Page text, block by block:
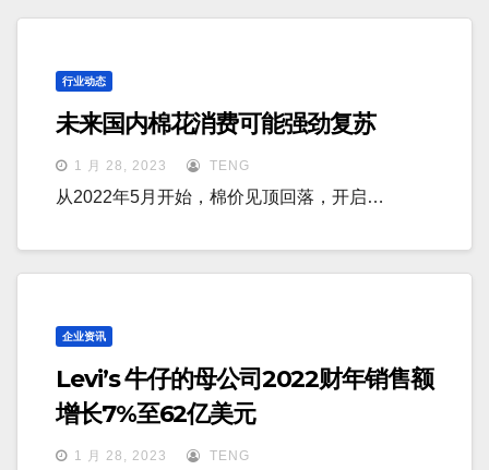
行业动态
未来国内棉花消费可能强劲复苏
1 月 28, 2023 TENG
从2022年5月开始，棉价见顶回落，开启…
企业资讯
Levi’s 牛仔的母公司2022财年销售额
增长7%至62亿美元
1 月 28, 2023 TENG